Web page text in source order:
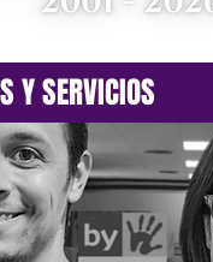
Y SERVICIOS